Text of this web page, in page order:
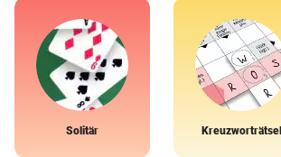
Solitär Kreuzworträtsel